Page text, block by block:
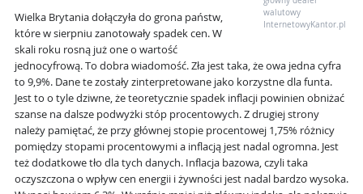
walutowy
InternetowyKantor.pl
Wielka Brytania dołączyła do grona państw,
które w sierpniu zanotowały spadek cen. W
skali roku rosną już one o wartość
jednocyfrową. To dobra wiadomość. Zła jest taka, że owa jedna cyfra
to 9,9%. Dane te zostały zinterpretowane jako korzystne dla funta.
Jest to o tyle dziwne, że teoretycznie spadek inflacji powinien obniżać
szanse na dalsze podwyżki stóp procentowych. Z drugiej strony
należy pamiętać, że przy głównej stopie procentowej 1,75% różnicy
pomiędzy stopami procentowymi a inflacją jest nadal ogromna. Jest
też dodatkowe tło dla tych danych. Inflacja bazowa, czyli taka
oczyszczona o wpływ cen energii i żywności jest nadal bardzo wysoka.